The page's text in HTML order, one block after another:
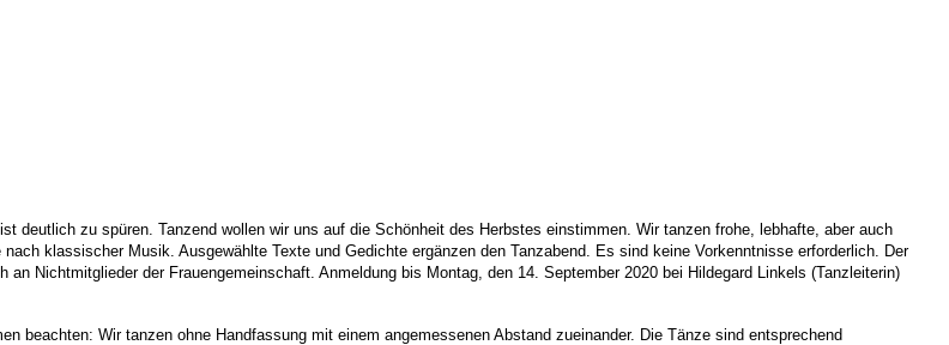
deutlich zu spüren. Tanzend wollen wir uns auf die Schönheit des Herbstes einstimmen. Wir tanzen frohe, lebhafte, aber auch
klassischer Musik. Ausgewählte Texte und Gedichte ergänzen den Tanzabend. Es sind keine Vorkenntnisse erforderlich. Der
Nichtmitglieder der Frauengemeinschaft. Anmeldung bis Montag, den 14. September 2020 bei Hildegard Linkels (Tanzleiterin)
beachten: Wir tanzen ohne Handfassung mit einem angemessenen Abstand zueinander. Die Tänze sind entsprechend